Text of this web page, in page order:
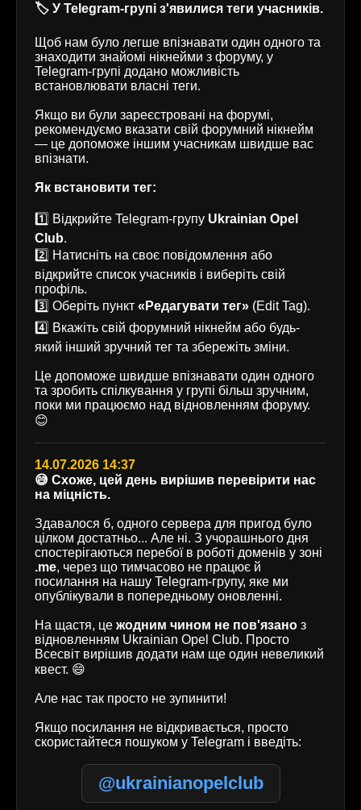
🏷️ У Telegram-групі з'явилися теги учасників.
Щоб нам було легше впізнавати один одного та
знаходити знайомі нікнейми з форуму, у
Telegram-групі додано можливість
встановлювати власні теги.
Якщо ви були зареєстровані на форумі,
рекомендуємо вказати свій форумний нікнейм
— це допоможе іншим учасникам швидше вас
впізнати.
Як встановити тег:
1️⃣ Відкрийте Telegram-групу Ukrainian Opel
Club.
2️⃣ Натисніть на своє повідомлення або
відкрийте список учасників і виберіть свій
профіль.
3️⃣ Оберіть пункт «Редагувати тег» (Edit Tag).
4️⃣ Вкажіть свій форумний нікнейм або будь-
який інший зручний тег та збережіть зміни.
Це допоможе швидше впізнавати один одного
та зробить спілкування у групі більш зручним,
поки ми працюємо над відновленням форуму.
😊
14.07.2026 14:37
😅 Схоже, цей день вирішив перевірити нас
на міцність.
Здавалося б, одного сервера для пригод було
цілком достатньо... Але ні. З учорашнього дня
спостерігаються перебої в роботі доменів у зоні
.me, через що тимчасово не працює й
посилання на нашу Telegram-групу, яке ми
опублікували в попередньому оновленні.
На щастя, це жодним чином не пов'язано з
відновленням Ukrainian Opel Club. Просто
Всесвіт вирішив додати нам ще один невеликий
квест. 😄
Але нас так просто не зупинити!
Якщо посилання не відкривається, просто
скористайтеся пошуком у Telegram і введіть:
@ukrainianopelclub